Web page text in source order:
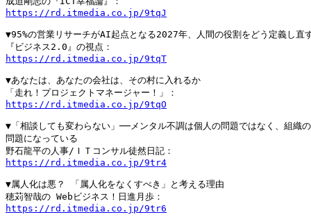
https://rd.itmedia.co.jp/9tqJ
▼95%の営業リサーチがAI起点となる2027年、人間の役割をどう定義し直
https://rd.itmedia.co.jp/9tqT
▼あなたは、あなたの会社は、その村に入れるか
https://rd.itmedia.co.jp/9tqO
▼「相談しても変わらない」──メンタル不調は個人の問題ではなく、組織
問題になっている
https://rd.itmedia.co.jp/9tr4
▼属人化は悪？ 「属人化をなくすべき」と考える理由
https://rd.itmedia.co.jp/9tr6